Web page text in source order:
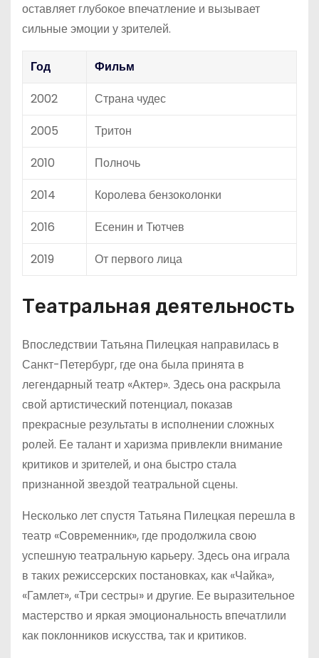
оставляет глубокое впечатление и вызывает
сильные эмоции у зрителей.
Год
Фильм
2002
Страна чудес
2005
Тритон
2010
Полночь
2014
Королева бензоколонки
2016
Есенин и Тютчев
2019
От первого лица
Театральная деятельность
Впоследствии Татьяна Пилецкая направилась в
Санкт-Петербург, где она была принята в
легендарный театр «Актер». Здесь она раскрыла
свой артистический потенциал, показав
прекрасные результаты в исполнении сложных
ролей. Ее талант и харизма привлекли внимание
критиков и зрителей, и она быстро стала
признанной звездой театральной сцены.
Несколько лет спустя Татьяна Пилецкая перешла в
театр «Современник», где продолжила свою
успешную театральную карьеру. Здесь она играла
в таких режиссерских постановках, как «Чайка»,
«Гамлет», «Три сестры» и другие. Ее выразительное
мастерство и яркая эмоциональность впечатлили
как поклонников искусства, так и критиков.